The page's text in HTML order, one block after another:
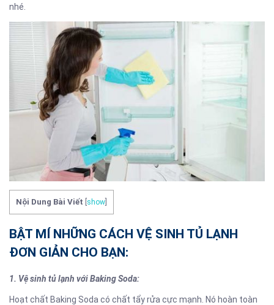
nhé.
Nội Dung Bài Viết show
BẬT MÍ NHỮNG CÁCH VỆ SINH TỦ LẠNH
ĐƠN GIẢN CHO BẠN:
1. Vệ sinh tủ lạnh với Baking Soda:
Hoạt chất Baking Soda có chất tẩy rửa cực mạnh. Nó hoàn toàn